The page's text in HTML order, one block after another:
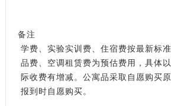
备注
学费、实验实训费、住宿费按最新标
品费、空调租赁费为预估费用，具体
际收费有增减。公寓品采取自愿购买
报到时自愿购买。